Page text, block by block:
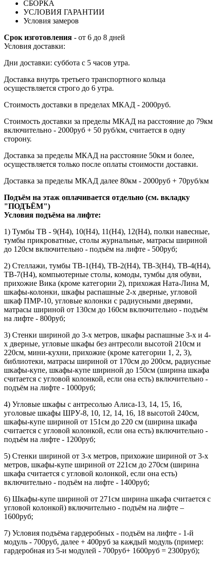
СБОРКА
УСЛОВИЯ ГАРАНТИИ
Условия замеров
Срок изготовления - от 6 до 8 дней
Условия доставки:
Дни доставки: суббота с 5 часов утра.
Доставка внутрь третьего транспортного кольца
осуществляется строго до 6 утра.
Стоимость доставки в пределах МКАД - 2000руб.
Стоимость доставки за пределы МКАД на расстояние до 79км
включительно - 2000руб + 50 руб/км, считается в одну
сторону.
Доставка за пределы МКАД на расстояние 50км и более,
осуществляется только после оплаты стоимости доставки.
Доставка за пределы МКАД далее 80км - 2000руб + 70руб/км
Подъём на этаж оплачивается отдельно (см. вкладку
"ПОДЪЁМ")
Условия подъёма на лифте:
1) Тумбы ТВ - 9(Н4), 10(Н4), 11(Н4), 12(Н4), полки навесные,
тумбы прикроватные, столы журнальные, матрасы шириной
до 120см включительно - подъём на лифте - 500руб;
2) Стеллажи, тумбы ТВ-1(Н4), ТВ-2(Н4), ТВ-3(Н4), ТВ-4(Н4),
ТВ-7(Н4), компьютерные столы, комоды, тумбы для обуви,
прихожие Вика (кроме категории 2), прихожая Ната-Лина М,
шкафы-колонки, шкафы распашные 2-х дверные, угловой
шкаф ПМР-10, угловые колонки с радиусными дверями,
матрасы шириной от 130см до 160см включительно - подъём
на лифте - 800руб;
3) Стенки шириной до 3-х метров, шкафы распашные 3-х и 4-
х дверные, угловые шкафы без антресоли высотой 210см и
220см, мини-кухни, прихожие (кроме категории 1, 2, 3),
библиотеки, матрасы шириной от 170см до 200см, радиусные
шкафы-купе, шкафы-купе шириной до 150см (ширина шкафа
считается с угловой колонкой, если она есть) включительно -
подъём на лифте - 1000руб;
4) Угловые шкафы с антресолью Алиса-13, 14, 15, 16,
уголовые шкафы ШРУ-8, 10, 12, 14, 16, 18 высотой 240см,
шкафы-купе шириной от 151см до 220 см (ширина шкафа
считается с угловой колонкой, если она есть) включительно -
подъём на лифте - 1200руб;
5) Стенки шириной от 3-х метров, прихожие шириной от 3-х
метров, шкафы-купе шириной от 221см до 270см (ширина
шкафа считается с угловой колонкой, если она есть)
включительно - подъём на лифте - 1400руб;
6) Шкафы-купе шириной от 271см ширина шкафа считается с
угловой колонкой) включительно - подъём на лифте –
1600руб;
7) Условия подъёма гардеробных - подъём на лифте - 1-й
модуль - 700руб, далее + 400руб за каждый модуль (пример:
гардеробная из 5-и модулей - 700руб+ 1600руб = 2300руб);